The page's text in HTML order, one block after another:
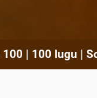
100 | 100 lugu |